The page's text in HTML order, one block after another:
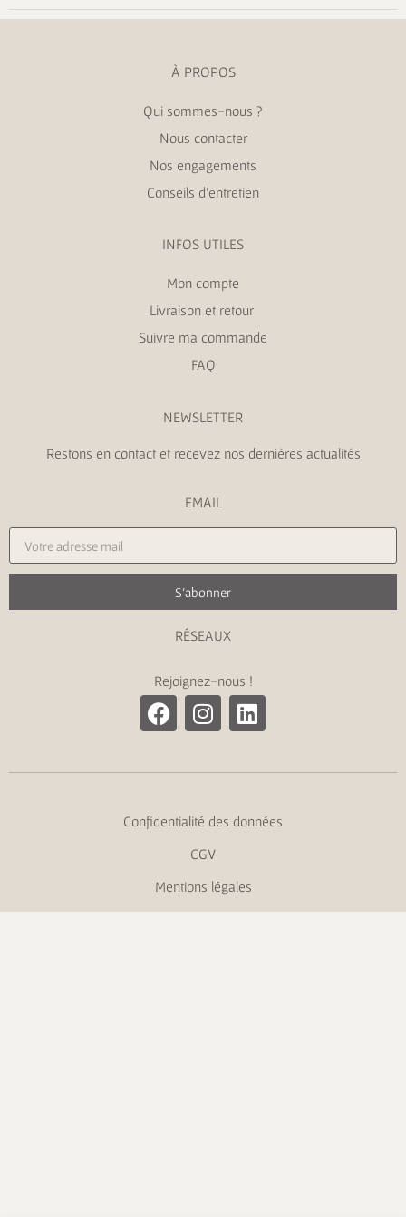
À PROPOS
Qui sommes-nous ?
Nous contacter
Nos engagements
Conseils d’entretien
INFOS UTILES
Mon compte
Livraison et retour
Suivre ma commande
FAQ
NEWSLETTER
Restons en contact et recevez nos dernières actualités
EMAIL
S'abonner
RÉSEAUX
Rejoignez-nous !
Confidentialité des données
CGV
Mentions légales